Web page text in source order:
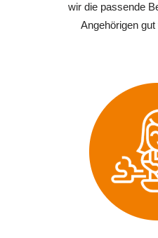
wir die passende
Angehörigen